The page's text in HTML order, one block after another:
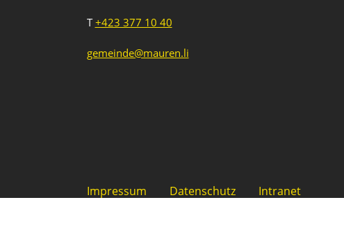
T+423 377 10 40
gemeinde@mauren.li
Impressum Datenschutz Intranet